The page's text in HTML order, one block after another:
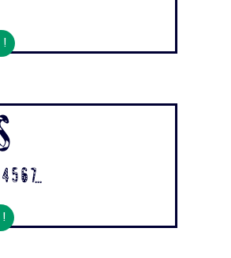
!
5 6 7...
!